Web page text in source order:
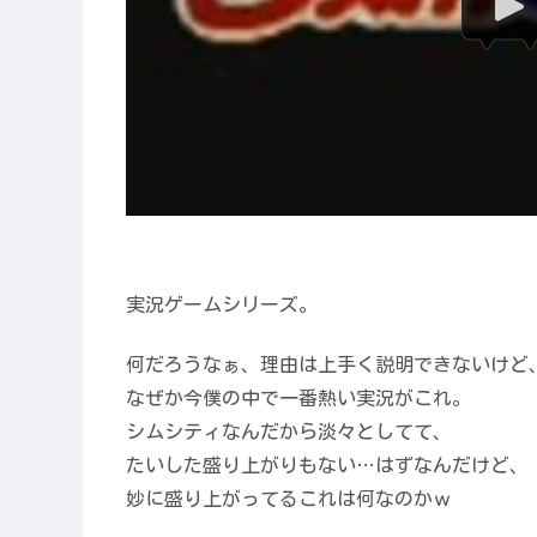
実況ゲームシリーズ。
何だろうなぁ、理由は上手く説明できないけど
なぜか今僕の中で一番熱い実況がこれ。
シムシティなんだから淡々としてて、
たいした盛り上がりもない…はずなんだけど、
妙に盛り上がってるこれは何なのかｗ